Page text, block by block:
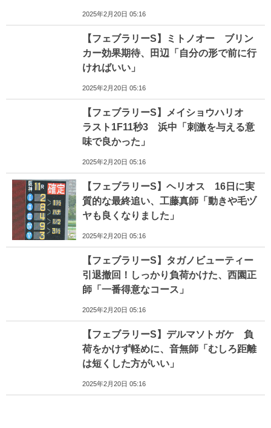
2025年2月20日 05:16
【フェブラリーS】ミトノオー ブリン
カー効果期待、田辺「自分の形で前に行
ければいい」
2025年2月20日 05:16
【フェブラリーS】メイショウハリオ
ラスト1F11秒3 浜中「刺激を与える意
味で良かった」
2025年2月20日 05:16
【フェブラリーS】ヘリオス 16日に実
質的な最終追い、工藤真師「動きや毛ヅ
ヤも良くなりました」
2025年2月20日 05:16
【フェブラリーS】タガノビューティー
引退撤回！しっかり負荷かけた、西園正
師「一番得意なコース」
2025年2月20日 05:16
【フェブラリーS】デルマソトガケ 負
荷をかけず軽めに、音無師「むしろ距離
は短くした方がいい」
2025年2月20日 05:16